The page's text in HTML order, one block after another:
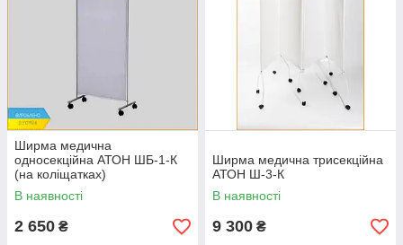
Ширма медична
односекційна АТОН ШБ-1-К
(на коліщатках)
В наявності
2 650 ₴
Ширма медична трисекційна
АТОН Ш-3-К
В наявності
9 300 ₴